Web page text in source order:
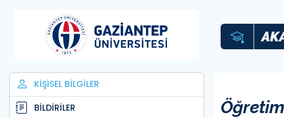
KİŞİSEL BİLGİLER
BİLDİRİLER